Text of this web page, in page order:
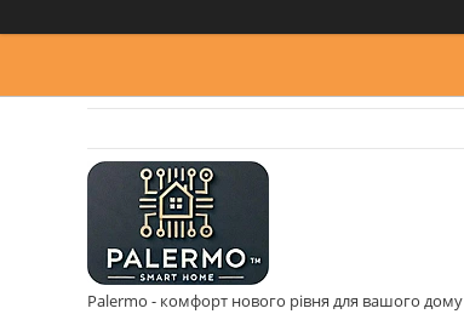
Palermo - комфорт нового рівня для вашого дому